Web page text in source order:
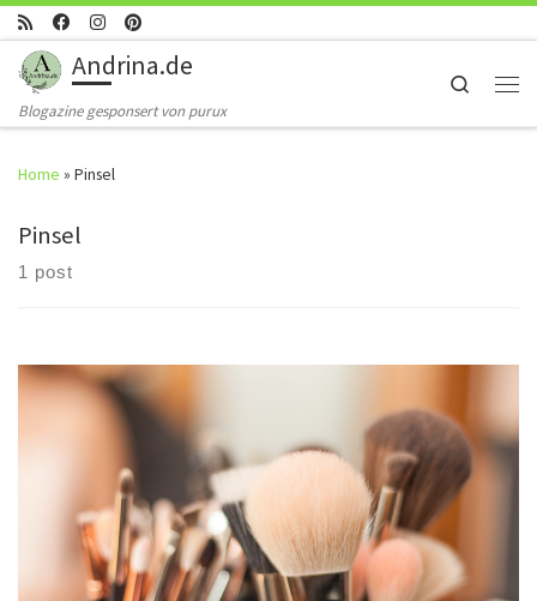
Skip to content
Andrina.de
Blogazine gesponsert von purux
Search
Home » Pinsel
Pinsel
1 post